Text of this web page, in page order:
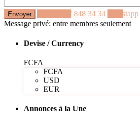
77 848 34 34
Whastapp
Message privé: entre membres seulement
Devise / Currency
FCFA
FCFA
USD
EUR
Annonces à la Une